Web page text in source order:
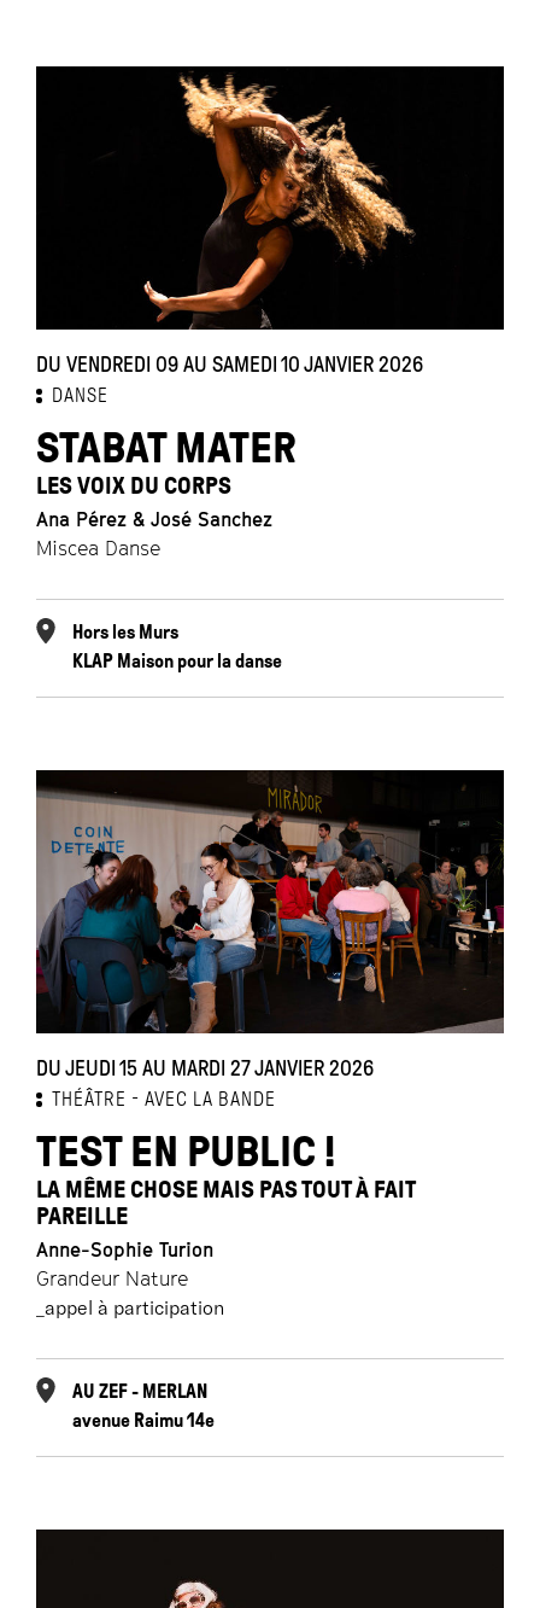
DU VENDREDI 09 AU SAMEDI 10 JANVIER 2026
DANSE
STABAT MATER
LES VOIX DU CORPS
Ana Pérez & José Sanchez
Miscea Danse
Hors les Murs
KLAP Maison pour la danse
DU JEUDI 15 AU MARDI 27 JANVIER 2026
THÉÂTRE AVEC LA BANDE
TEST EN PUBLIC !
LA MÊME CHOSE MAIS PAS TOUT À FAIT
PAREILLE
Anne-Sophie Turion
Grandeur Nature
_appel à participation
AU ZEF - MERLAN
avenue Raimu 14e